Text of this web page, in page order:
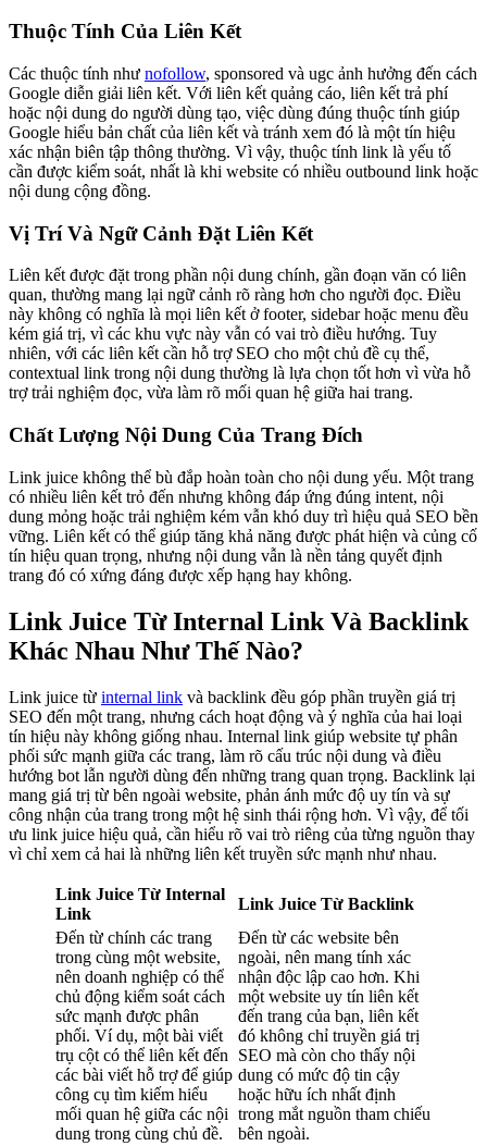
Thuộc Tính Của Liên Kết
Các thuộc tính như nofollow, sponsored và ugc ảnh hưởng đến cách
Google diễn giải liên kết. Với liên kết quảng cáo, liên kết trả phí
hoặc nội dung do người dùng tạo, việc dùng đúng thuộc tính giúp
Google hiểu bản chất của liên kết và tránh xem đó là một tín hiệu
xác nhận biên tập thông thường. Vì vậy, thuộc tính link là yếu tố
cần được kiểm soát, nhất là khi website có nhiều outbound link hoặc
nội dung cộng đồng.
Vị Trí Và Ngữ Cảnh Đặt Liên Kết
Liên kết được đặt trong phần nội dung chính, gần đoạn văn có liên
quan, thường mang lại ngữ cảnh rõ ràng hơn cho người đọc. Điều
này không có nghĩa là mọi liên kết ở footer, sidebar hoặc menu đều
kém giá trị, vì các khu vực này vẫn có vai trò điều hướng. Tuy
nhiên, với các liên kết cần hỗ trợ SEO cho một chủ đề cụ thể,
contextual link trong nội dung thường là lựa chọn tốt hơn vì vừa hỗ
trợ trải nghiệm đọc, vừa làm rõ mối quan hệ giữa hai trang.
Chất Lượng Nội Dung Của Trang Đích
Link juice không thể bù đắp hoàn toàn cho nội dung yếu. Một trang
có nhiều liên kết trỏ đến nhưng không đáp ứng đúng intent, nội
dung mỏng hoặc trải nghiệm kém vẫn khó duy trì hiệu quả SEO bền
vững. Liên kết có thể giúp tăng khả năng được phát hiện và củng cố
tín hiệu quan trọng, nhưng nội dung vẫn là nền tảng quyết định
trang đó có xứng đáng được xếp hạng hay không.
Link Juice Từ Internal Link Và Backlink
Khác Nhau Như Thế Nào?
Link juice từ internal link và backlink đều góp phần truyền giá trị
SEO đến một trang, nhưng cách hoạt động và ý nghĩa của hai loại
tín hiệu này không giống nhau. Internal link giúp website tự phân
phối sức mạnh giữa các trang, làm rõ cấu trúc nội dung và điều
hướng bot lẫn người dùng đến những trang quan trọng. Backlink lại
mang giá trị từ bên ngoài website, phản ánh mức độ uy tín và sự
công nhận của trang trong một hệ sinh thái rộng hơn. Vì vậy, để tối
ưu link juice hiệu quả, cần hiểu rõ vai trò riêng của từng nguồn thay
vì chỉ xem cả hai là những liên kết truyền sức mạnh như nhau.
Link Juice Từ Internal
Link
Link Juice Từ Backlink
Đến từ chính các trang
trong cùng một website,
nên doanh nghiệp có thể
chủ động kiểm soát cách
sức mạnh được phân
phối. Ví dụ, một bài viết
trụ cột có thể liên kết đến
các bài viết hỗ trợ để giúp
công cụ tìm kiếm hiểu
mối quan hệ giữa các nội
dung trong cùng chủ đề.
Đến từ các website bên
ngoài, nên mang tính xác
nhận độc lập cao hơn. Khi
một website uy tín liên kết
đến trang của bạn, liên kết
đó không chỉ truyền giá trị
SEO mà còn cho thấy nội
dung có mức độ tin cậy
hoặc hữu ích nhất định
trong mắt nguồn tham chiếu
bên ngoài.